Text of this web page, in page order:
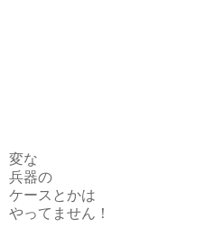
変な
兵器の
ケースとかは
やってません！